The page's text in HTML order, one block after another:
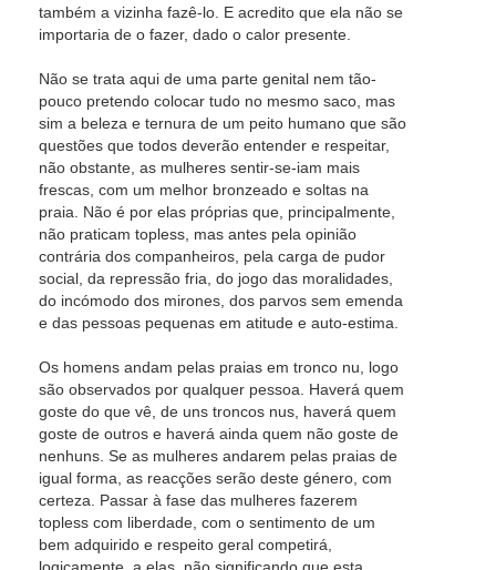
também a vizinha fazê-lo. E acredito que ela não se
importaria de o fazer, dado o calor presente.
Não se trata aqui de uma parte genital nem tão-
pouco pretendo colocar tudo no mesmo saco, mas
sim a beleza e ternura de um peito humano que são
questões que todos deverão entender e respeitar,
não obstante, as mulheres sentir-se-iam mais
frescas, com um melhor bronzeado e soltas na
praia. Não é por elas próprias que, principalmente,
não praticam topless, mas antes pela opinião
contrária dos companheiros, pela carga de pudor
social, da repressão fria, do jogo das moralidades,
do incómodo dos mirones, dos parvos sem emenda
e das pessoas pequenas em atitude e auto-estima.
Os homens andam pelas praias em tronco nu, logo
são observados por qualquer pessoa. Haverá quem
goste do que vê, de uns troncos nus, haverá quem
goste de outros e haverá ainda quem não goste de
nenhuns. Se as mulheres andarem pelas praias de
igual forma, as reacções serão deste género, com
certeza. Passar à fase das mulheres fazerem
topless com liberdade, com o sentimento de um
bem adquirido e respeito geral competirá,